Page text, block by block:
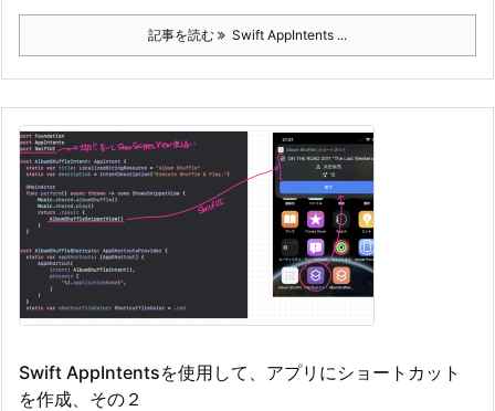
記事を読む Swift AppIntents ...
Swift AppIntentsを使用して、アプリにショートカット
を作成、その２